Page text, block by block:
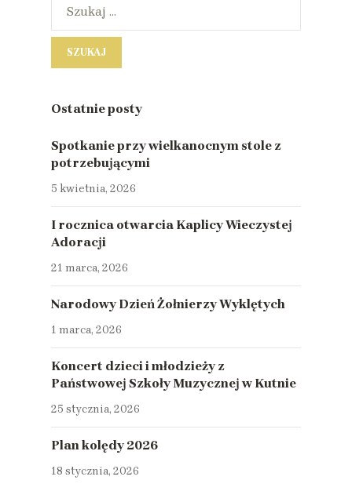
Ostatnie posty
Spotkanie przy wielkanocnym stole z
potrzebującymi
5 kwietnia, 2026
I rocznica otwarcia Kaplicy Wieczystej
Adoracji
21 marca, 2026
Narodowy Dzień Żołnierzy Wyklętych
1 marca, 2026
Koncert dzieci i młodzieży z
Państwowej Szkoły Muzycznej w Kutnie
25 stycznia, 2026
Plan kolędy 2026
18 stycznia, 2026